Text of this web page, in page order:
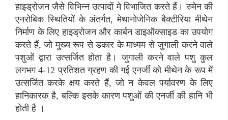
हाइड्रोजन जैसे विभिन्न उत्पादों मे विभाजित करते हैं। रुमेन की
एनरोबिक स्थितियों के अंतर्गत, मेथानोजेनिक बैक्टीरिया मीथेन
निर्माण के लिए हाइड्रोजन और कार्बन डाइऑक्साइड का उपयोग
करते हैं, जो मुख्य रूप से डकार के माध्यम से जुगाली करने वाले
पशुओं द्वारा उत्सर्जित होता है। जुगाली करने वाले पशु कुल
लगभग 4-12 प्रतिशत ग्रहण की गई एनर्जी को मीथेन के रूप में
उत्सर्जित करके क्षय करते हैं, जो न केवल पर्यावरण के लिए
हानिकारक है, बल्कि इसके कारण पशुओं की एनर्जी की हानि भी
होती है ।